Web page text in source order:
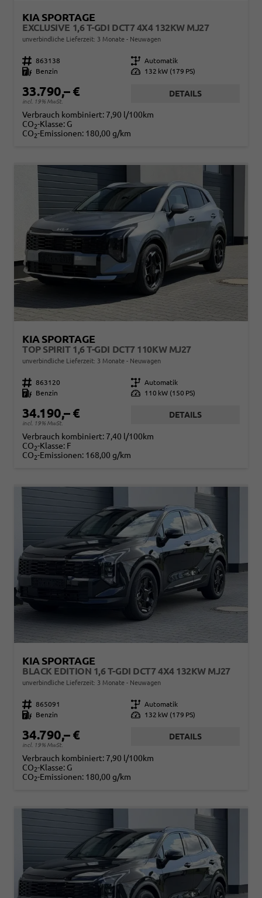
KIA SPORTAGE
EXCLUSIVE 1,6 T-GDI DCT7 4X4 132KW MJ27
unverbindliche Lieferzeit: 3 Monate Neuwagen
Fahrzeugnr. 863138 Getriebe Automatik
Kraftstoff
Benzin Leistung 132 kW (179 PS)
33.790,– €
incl. 19% MwSt.
DETAILS
Verbrauch kombiniert: 7,90 l/100km
CO2-Klasse: G
CO2-Emissionen: 180,00 g/km
KIA SPORTAGE
TOP SPIRIT 1,6 T-GDI DCT7 110KW MJ27
unverbindliche Lieferzeit: 3 Monate Neuwagen
Fahrzeugnr. 863120 Getriebe Automatik
Kraftstoff
Benzin Leistung 110 kW (150 PS)
34.190,– €
incl. 19% MwSt.
DETAILS
Verbrauch kombiniert: 7,40 l/100km
CO2-Klasse: F
CO2-Emissionen: 168,00 g/km
KIA SPORTAGE
BLACK EDITION 1,6 T-GDI DCT7 4X4 132KW MJ27
unverbindliche Lieferzeit: 3 Monate Neuwagen
Fahrzeugnr. 865091 Getriebe Automatik
Kraftstoff
Benzin Leistung 132 kW (179 PS)
34.790,– €
incl. 19% MwSt.
DETAILS
Verbrauch kombiniert: 7,90 l/100km
CO2-Klasse: G
CO2-Emissionen: 180,00 g/km